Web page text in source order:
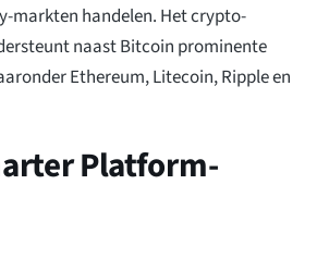
markten handelen. Het crypto-
naast Bitcoin prominente
Ethereum, Litecoin, Ripple en
Platform-